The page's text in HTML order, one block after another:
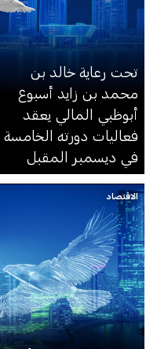
تحت رعاية خالد بن
محمد بن زايد أسبوع
أبوظبي المالي يعقد
فعاليات دورته الخامسة
في ديسمبر المقبل
الاقتصاد